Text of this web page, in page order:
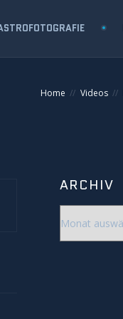
Home Videos
ARCHIV